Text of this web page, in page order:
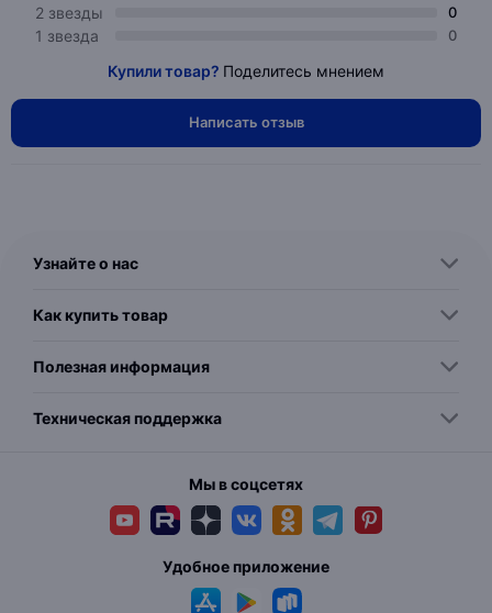
2 звезды 0
1 звезда 0
Купили товар? Поделитесь мнением
Написать отзыв
Узнайте о нас
Как купить товар
Полезная информация
Техническая поддержка
Мы в соцсетях
Удобное приложение